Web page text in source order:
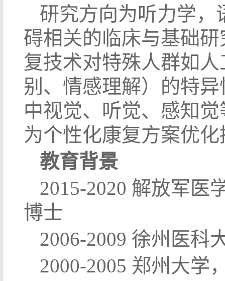
研究方向为听力学，
碍相关的临床与基础
复技术对特殊人群如
别、情感理解）的特
中视觉、听觉、感知
为个性化康复方案优
教育背景
2015-2020 解放军医
博士
2006-2009 徐州医科
2000-2005 郑州大学